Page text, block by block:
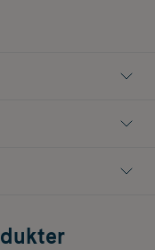
när du behöver en
karamelliserad
format.